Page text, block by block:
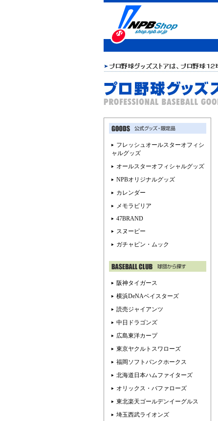
フレッシュオールスターオフィシ
ャルグッズ
オールスターオフィシャルグッズ
NPBオリジナルグッズ
カレンダー
メモラビリア
47BRAND
スヌーピー
ガチャピン・ムック
阪神タイガース
横浜DeNAベイスターズ
読売ジャイアンツ
中日ドラゴンズ
広島東洋カープ
東京ヤクルトスワローズ
福岡ソフトバンクホークス
北海道日本ハムファイターズ
オリックス・バファローズ
東北楽天ゴールデンイーグルス
埼玉西武ライオンズ